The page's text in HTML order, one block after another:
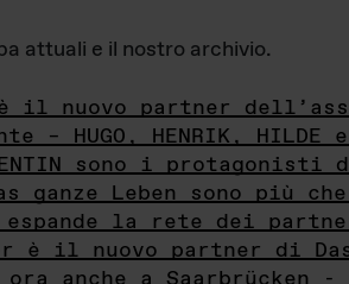
attuali e il nostro archivio.
è il nuovo partner
– HUGO, HENRIK, HILDE e
sono i
ganze Leben sono più
espande la rete dei
è il nuovo partner di Das
ora anche a Saarbrücken